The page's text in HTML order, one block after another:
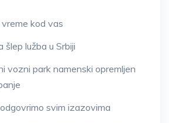
kod vas
šlep lužba u Srbiji
vozni park namenski opremljen
svim izazovima